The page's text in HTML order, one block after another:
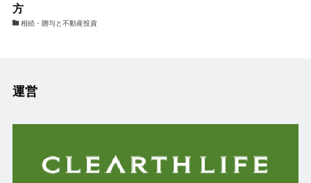
方
相続・贈与と不動産投資
運営